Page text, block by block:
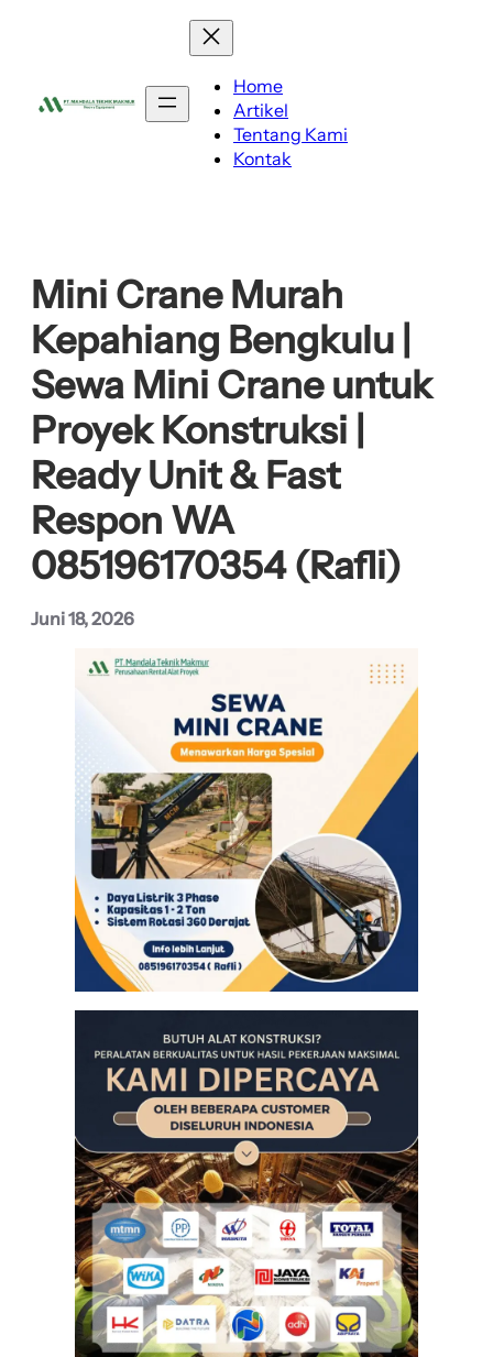
Home
Artikel
Tentang Kami
Kontak
Mini Crane Murah
Kepahiang Bengkulu |
Sewa Mini Crane untuk
Proyek Konstruksi |
Ready Unit & Fast
Respon WA
085196170354 (Rafli)
Juni 18, 2026